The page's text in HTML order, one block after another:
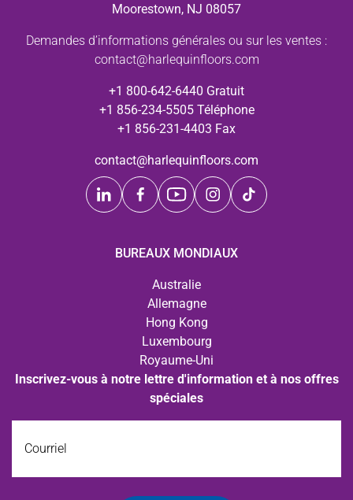
Moorestown, NJ 08057
Demandes d’informations générales ou sur les ventes :
contact@harlequinfloors.com
+1 800-642-6440 Gratuit
+1 856-234-5505 Téléphone
+1 856-231-4403 Fax
contact@harlequinfloors.com
BUREAUX MONDIAUX
Australie
Allemagne
Hong Kong
Luxembourg
Royaume-Uni
Inscrivez-vous à notre lettre d'information et à nos offres
spéciales